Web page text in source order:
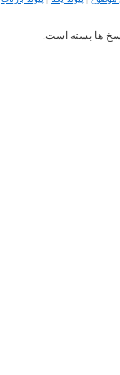
ها بسته است.